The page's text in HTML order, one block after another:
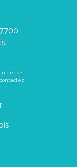
dehors